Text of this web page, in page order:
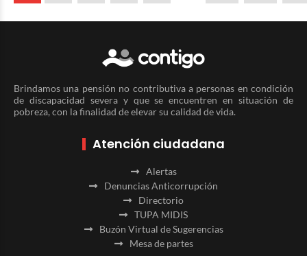
Brindamos una pensión no contributiva a personas en condición
de discapacidad severa y que se encuentren en situación de
pobreza, con la finalidad de elevar su calidad de vida.
Atención ciudadana
Alertas
Denuncias Anticorrupción
Directorio
TUPA MIDIS
Buzón Virtual de Sugerencias
Mesa de partes